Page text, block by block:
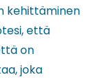
kehittäminen
että
on
joka